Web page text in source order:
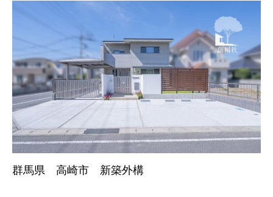
群馬県 高崎市 新築外構
ご依頼の流れ
お客様の声
新着情報